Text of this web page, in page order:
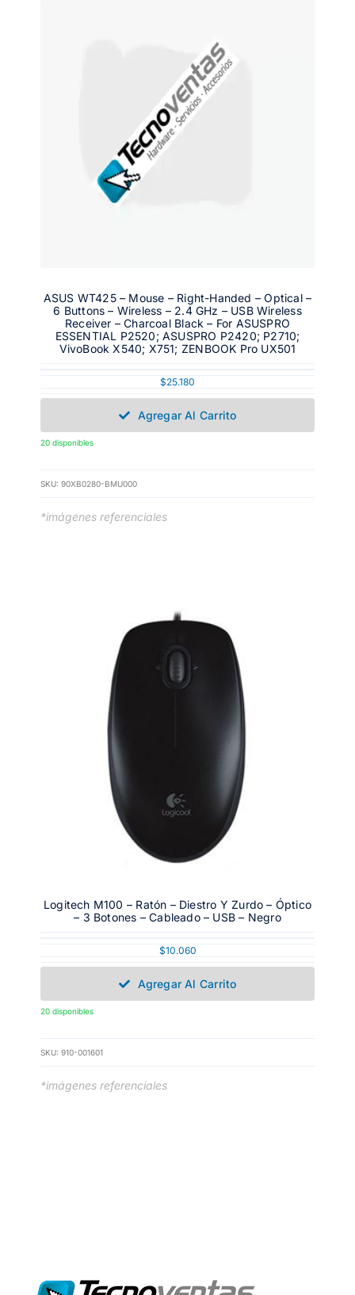
ASUS WT425 – Mouse – Right-Handed – Optical –
6 Buttons – Wireless – 2.4 GHz – USB Wireless
Receiver – Charcoal Black – For ASUSPRO
ESSENTIAL P2520; ASUSPRO P2420; P2710;
VivoBook X540; X751; ZENBOOK Pro UX501
$25.180
Agregar Al Carrito
20 disponibles
SKU: 90XB0280-BMU000
*imágenes referenciales
Logitech M100 – Ratón – Diestro Y Zurdo – Óptico
– 3 Botones – Cableado – USB – Negro
$10.060
Agregar Al Carrito
20 disponibles
SKU: 910-001601
*imágenes referenciales